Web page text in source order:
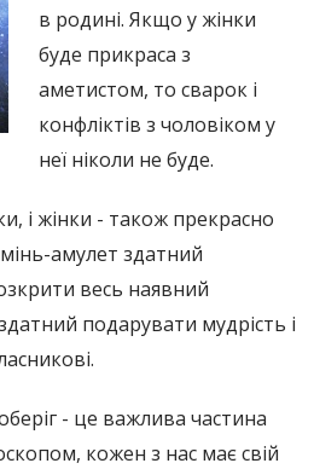
в родині. Якщо у жінки
буде прикраса з
аметистом, то сварок і
конфліктів з чоловіком у
неї ніколи не буде.
і жінки - також прекрасно
амулет здатний
весь наявний
подарувати мудрість і
- це важлива частина
кожен з нас має свій